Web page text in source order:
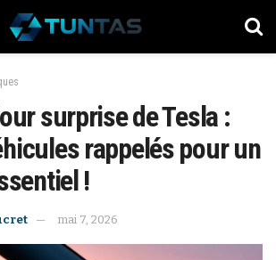
surprise de Tesla :
rappelés pour un
!
mai 7, 2026